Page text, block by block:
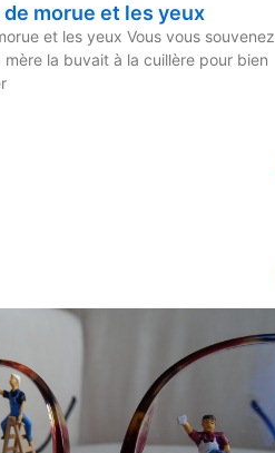
de morue et les yeux
et les yeux Vous vous souvenez
la buvait à la cuillère pour bien